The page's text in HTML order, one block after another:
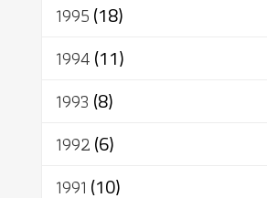
1995(18)
1994(11)
1993 (8)
1992(6)
1991 (10)